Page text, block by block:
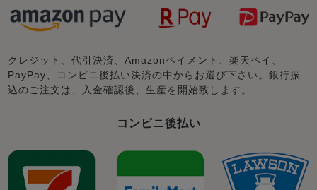
クレジット、代引決済、Amazonペイメント、楽天ペイ、
PayPay、コンビニ後払い決済の中からお選び下さい。銀行振
込のご注文は、入金確認後、生産を開始致します。
コンビニ後払い